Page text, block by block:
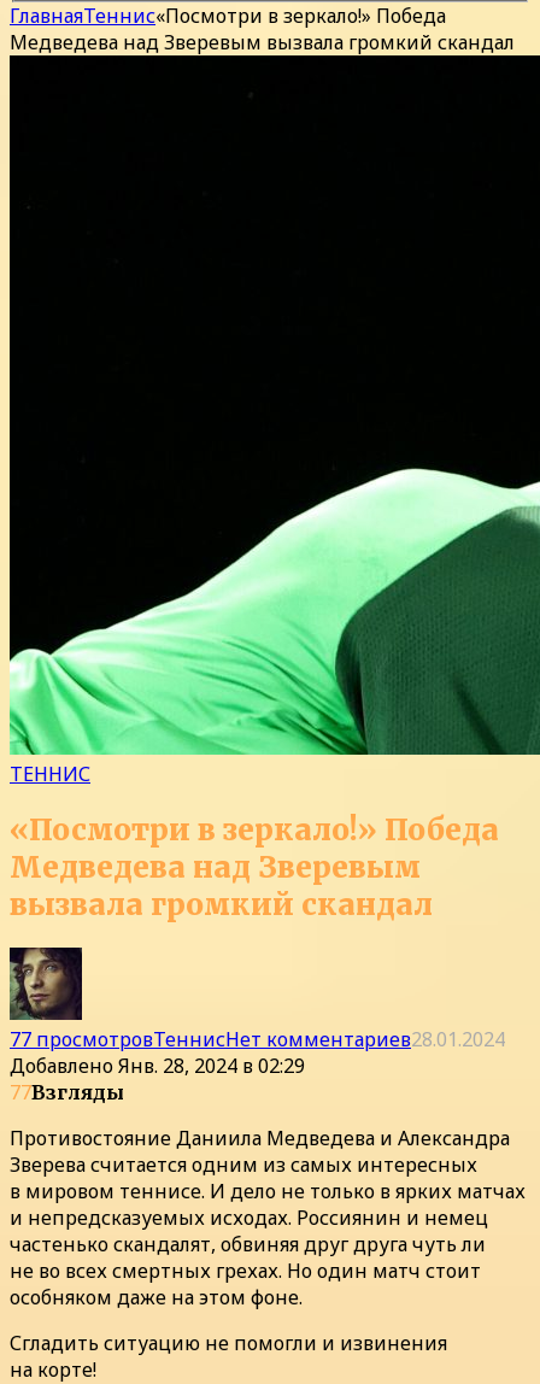
ГлавнаяТеннис«Посмотри в зеркало!» Победа
Медведева над Зверевым вызвала громкий скандал
ТЕННИС
«Посмотри в зеркало!» Победа
Медведева над Зверевым
вызвала громкий скандал
77 просмотровТеннисНет комментариев28.01.2024
ДобавленоЯнв. 28, 2024 в 02:29
77Взгляды
Противостояние Даниила Медведева и Александра
Зверева считается одним из самых интересных
в мировом теннисе. И дело не только в ярких матчах
и непредсказуемых исходах. Россиянин и немец
частенько скандалят, обвиняя друг друга чуть ли
не во всех смертных грехах. Но один матч стоит
особняком даже на этом фоне.
Сгладить ситуацию не помогли и извинения
на корте!